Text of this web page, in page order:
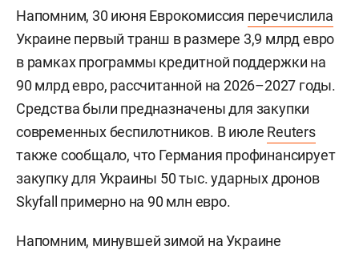
Напомним, 30 июня Еврокомиссия перечислила
Украине первый транш в размере 3,9 млрд евро
в рамках программы кредитной поддержки на
90 млрд евро, рассчитанной на 2026–2027 годы.
Средства были предназначены для закупки
современных беспилотников. В июле Reuters
также сообщало, что Германия профинансирует
закупку для Украины 50 тыс. ударных дронов
Skyfall примерно на 90 млн евро.
Напомним, минувшей зимой на Украине